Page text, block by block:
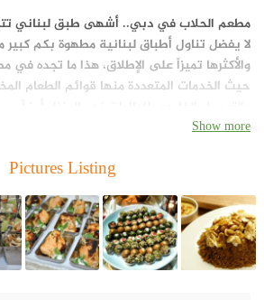
مطعم الحلاب في دبي.. أشهى طبق لبناني
لا يفضل تناول أطباق لبنانية مطهوة بكم
والأكثرها تميزاً على الإطلاق، هذا ما تجده
حيث الخدمات المتعددة منها قوائم الطعام
Show more
Pictures Listing